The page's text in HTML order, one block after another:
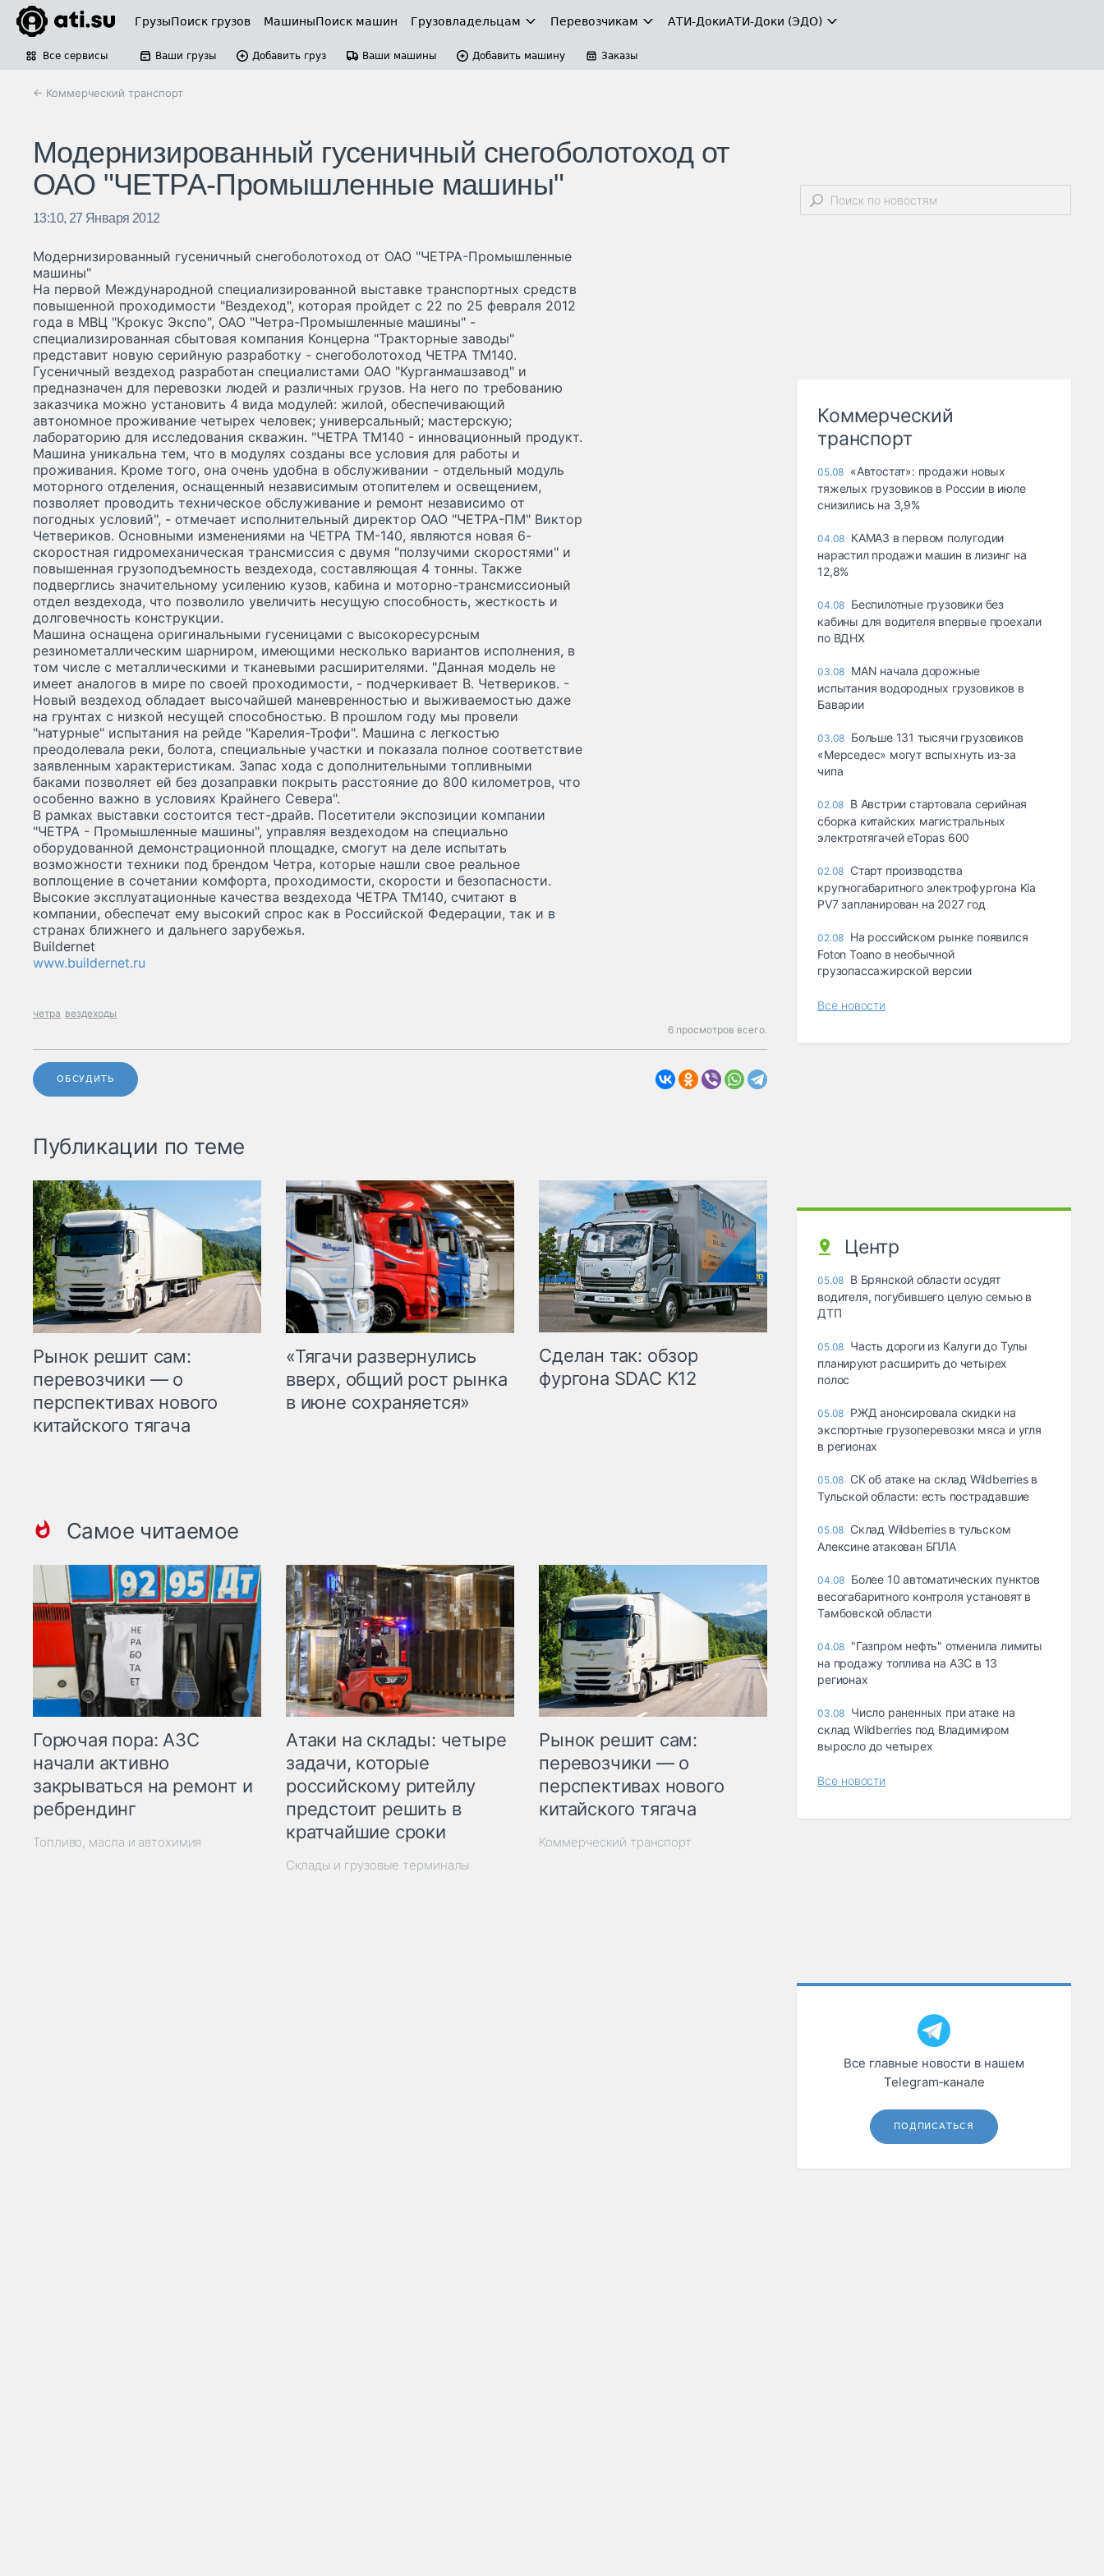
ГрузыПоиск грузов МашиныПоиск машин Грузовладельцам Перевозчикам АТИ-ДокиАТИ-Доки (ЭДО)
Все сервисы Ваши грузы Добавить груз Ваши машины Добавить машину Заказы
← Коммерческий транспорт
Модернизированный гусеничный снегоболотоход от
ОАО "ЧЕТРА-Промышленные машины"
13:10, 27 Января 2012
Модернизированный гусеничный снегоболотоход от ОАО "ЧЕТРА-Промышленные
машины"
На первой Международной специализированной выставке транспортных средств
повышенной проходимости "Вездеход", которая пройдет с 22 по 25 февраля 2012
года в МВЦ "Крокус Экспо", ОАО "Четра-Промышленные машины" -
специализированная сбытовая компания Концерна "Тракторные заводы"
представит новую серийную разработку - снегоболотоход ЧЕТРА ТМ140.
Гусеничный вездеход разработан специалистами ОАО "Курганмашзавод" и
предназначен для перевозки людей и различных грузов. На него по требованию
заказчика можно установить 4 вида модулей: жилой, обеспечивающий
автономное проживание четырех человек; универсальный; мастерскую;
лабораторию для исследования скважин. "ЧЕТРА ТМ140 - инновационный продукт.
Машина уникальна тем, что в модулях созданы все условия для работы и
проживания. Кроме того, она очень удобна в обслуживании - отдельный модуль
моторного отделения, оснащенный независимым отопителем и освещением,
позволяет проводить техническое обслуживание и ремонт независимо от
погодных условий", - отмечает исполнительный директор ОАО "ЧЕТРА-ПМ" Виктор
Четвериков. Основными изменениями на ЧЕТРА ТМ-140, являются новая 6-
скоростная гидромеханическая трансмиссия с двумя "ползучими скоростями" и
повышенная грузоподъемность вездехода, составляющая 4 тонны. Также
подверглись значительному усилению кузов, кабина и моторно-трансмиссионый
отдел вездехода, что позволило увеличить несущую способность, жесткость и
долговечность конструкции.
Машина оснащена оригинальными гусеницами с высокоресурсным
резинометаллическим шарниром, имеющими несколько вариантов исполнения, в
том числе с металлическими и тканевыми расширителями. "Данная модель не
имеет аналогов в мире по своей проходимости, - подчеркивает В. Четвериков. -
Новый вездеход обладает высочайшей маневренностью и выживаемостью даже
на грунтах с низкой несущей способностью. В прошлом году мы провели
"натурные" испытания на рейде "Карелия-Трофи". Машина с легкостью
преодолевала реки, болота, специальные участки и показала полное соответствие
заявленным характеристикам. Запас хода с дополнительными топливными
баками позволяет ей без дозаправки покрыть расстояние до 800 километров, что
особенно важно в условиях Крайнего Севера".
В рамках выставки состоится тест-драйв. Посетители экспозиции компании
"ЧЕТРА - Промышленные машины", управляя вездеходом на специально
оборудованной демонстрационной площадке, смогут на деле испытать
возможности техники под брендом Четра, которые нашли свое реальное
воплощение в сочетании комфорта, проходимости, скорости и безопасности.
Высокие эксплуатационные качества вездехода ЧЕТРА ТМ140, считают в
компании, обеспечат ему высокий спрос как в Российской Федерации, так и в
странах ближнего и дальнего зарубежья.
Buildernet
www.buildernet.ru
четра вездеходы
6 просмотров всего.
ОБСУДИТЬ
Публикации по теме
Рынок решит сам:
перевозчики — о
перспективах нового
китайского тягача
«Тягачи развернулись
вверх, общий рост рынка
в июне сохраняется»
Сделан так: обзор
фургона SDAC K12
Самое читаемое
Горючая пора: АЗС
начали активно
закрываться на ремонт и
ребрендинг
Топливо, масла и автохимия
Атаки на склады: четыре
задачи, которые
российскому ритейлу
предстоит решить в
кратчайшие сроки
Склады и грузовые терминалы
Рынок решит сам:
перевозчики — о
перспективах нового
китайского тягача
Коммерческий транспорт
Коммерческий
транспорт
05.08 «Автостат»: продажи новых
тяжелых грузовиков в России в июле
снизились на 3,9%
04.08 КАМАЗ в первом полугодии
нарастил продажи машин в лизинг на
12,8%
04.08 Беспилотные грузовики без
кабины для водителя впервые проехали
по ВДНХ
03.08 MAN начала дорожные
испытания водородных грузовиков в
Баварии
03.08 Больше 131 тысячи грузовиков
«Мерседес» могут вспыхнуть из-за
чипа
02.08 В Австрии стартовала серийная
сборка китайских магистральных
электротягачей eTopas 600
02.08 Старт производства
крупногабаритного электрофургона Kia
PV7 запланирован на 2027 год
02.08 На российском рынке появился
Foton Toano в необычной
грузопассажирской версии
Все новости
Центр
05.08 В Брянской области осудят
водителя, погубившего целую семью в
ДТП
05.08 Часть дороги из Калуги до Тулы
планируют расширить до четырех
полос
05.08 РЖД анонсировала скидки на
экспортные грузоперевозки мяса и угля
в регионах
05.08 СК об атаке на склад Wildberries в
Тульской области: есть пострадавшие
05.08 Склад Wildberries в тульском
Алексине атакован БПЛА
04.08 Более 10 автоматических пунктов
весогабаритного контроля установят в
Тамбовской области
04.08 "Газпром нефть" отменила лимиты
на продажу топлива на АЗС в 13
регионах
03.08 Число раненных при атаке на
склад Wildberries под Владимиром
выросло до четырех
Все новости
Все главные новости в нашем
Telegram‑канале
ПОДПИСАТЬСЯ